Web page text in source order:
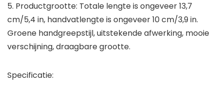
5. Productgrootte: Totale lengte is ongeveer 13,7
cm/5,4 in, handvatlengte is ongeveer 10 cm/3,9 in.
Groene handgreepstijl, uitstekende afwerking, mooie
verschijning, draagbare grootte.
Specificatie: